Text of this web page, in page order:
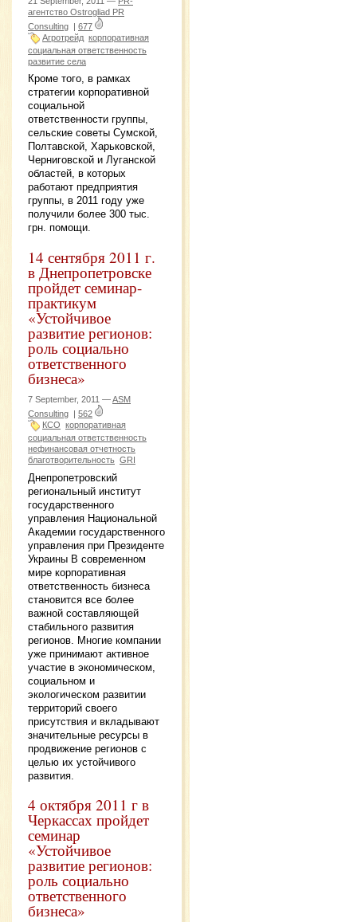
агентство Ostrogliad PR
Consulting | 677
Агротрейд корпоративная
социальная ответственность
развитие села
Кроме того, в рамках
стратегии корпоративной
социальной
ответственности группы,
сельские советы Сумской,
Полтавской, Харьковской,
Черниговской и Луганской
областей, в которых
работают предприятия
группы, в 2011 году уже
получили более 300 тыс.
грн. помощи.
14 сентября 2011 г.
в Днепропетровске
пройдет семинар-
практикум
«Устойчивое
развитие регионов:
роль социально
ответственного
бизнеса»
7 September, 2011 —ASM
Consulting | 562
КСО корпоративная
социальная ответственность
нефинансовая отчетность
благотворительность GRI
Днепропетровский
региональный институт
государственного
управления Национальной
Академии государственного
управления при Президенте
Украины В современном
мире корпоративная
ответственность бизнеса
становится все более
важной составляющей
стабильного развития
регионов. Многие компании
уже принимают активное
участие в экономическом,
социальном и
экологическом развитии
территорий своего
присутствия и вкладывают
значительные ресурсы в
продвижение регионов с
целью их устойчивого
развития.
4 октября 2011 г в
Черкассах пройдет
семинар
«Устойчивое
развитие регионов:
роль социально
ответственного
бизнеса»